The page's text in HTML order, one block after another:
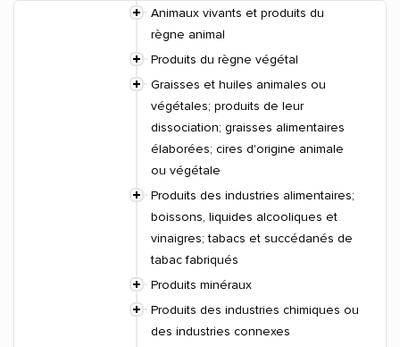
Animaux vivants et produits du
règne animal
Produits du règne végétal
Graisses et huiles animales ou
végétales; produits de leur
dissociation; graisses alimentaires
élaborées; cires d'origine animale
ou végétale
Produits des industries alimentaires;
boissons, liquides alcooliques et
vinaigres; tabacs et succédanés de
tabac fabriqués
Produits minéraux
Produits des industries chimiques ou
des industries connexes